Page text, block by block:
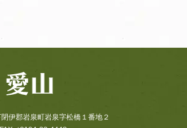
伊郡岩泉町岩泉字松橋１番地２